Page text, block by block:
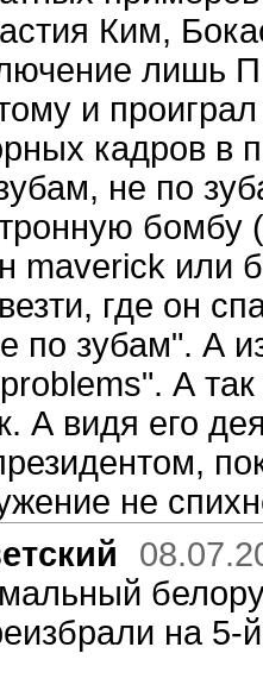
Ким,
лишь
и
кадров в
не по
бомбу
maverick или
где он
по зубам". А
А
А видя его
не
на 5-